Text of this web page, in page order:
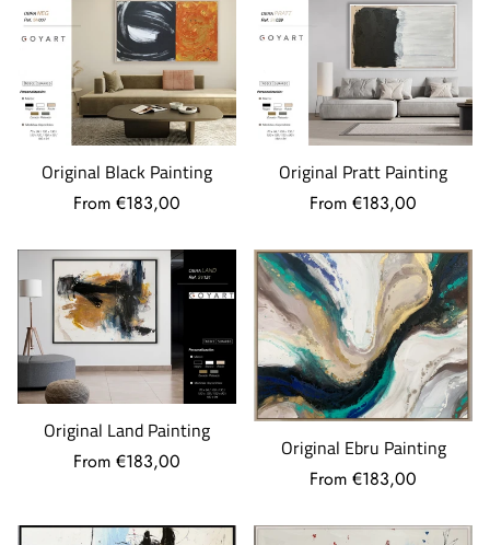
Original Black Painting
From €183,00
Original Pratt Painting
From €183,00
Original Land Painting
From €183,00
Original Ebru Painting
From €183,00